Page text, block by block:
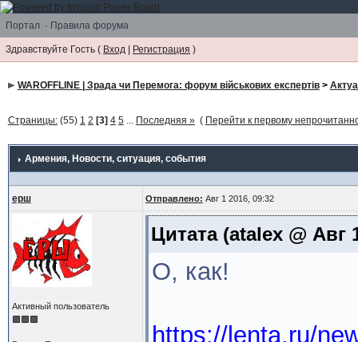
Портал · Правила форума
Здравствуйте Гость ( Вход | Регистрация )
WAROFFLINE | Зрада чи Перемога: форум військових експертів>
Страницы:(55) 1 2 [3] 4 5... Последняя » ( Перейти к первому
Армения, Новости, ситуация, события
ерш Отправлено: Авг 1 2016, 09:32
Активный пользователь
Цитата(atalex @ Авг
О, как!
https://lenta.ru/